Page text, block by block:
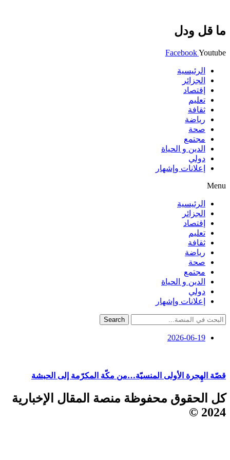
ما قل ودل
FacebookYoutube
الرئيسية
الجزائر
إقتصاد
تعليم
ثقافة
رياضة
صحة
مجتمع
الدين و الحياة
دولي
إعلانات وإشهار
Menu
الرئيسية
الجزائر
إقتصاد
تعليم
ثقافة
رياضة
صحة
مجتمع
الدين و الحياة
دولي
إعلانات وإشهار
Search
2026-06-19
قصّة الهِجرة الأولى المنسيّة…من مكّة المكرّمة إلى الحبشة
كل الحقوق محفوظة منصة المقال الإخبارية
2024 ©